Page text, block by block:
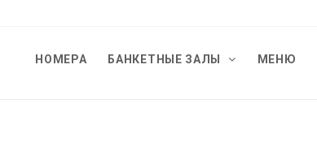
НОМЕРА БАНКЕТНЫЕ ЗАЛЫ МЕНЮ